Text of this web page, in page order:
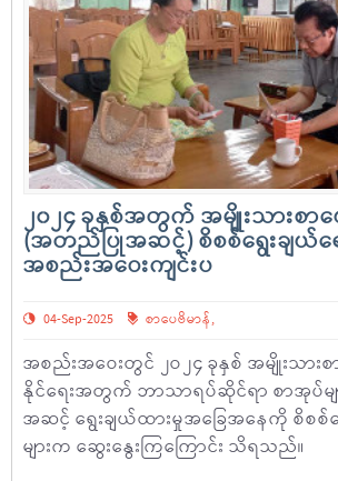
၂၀၂၄ ခုနှစ်အတွက် အမျိုးသားစ
(အတည်ပြုအဆင့်) စိစစ်ရွေးချယ်ရ
အစည်းအဝေးကျင်းပ
04-Sep-2025 စာပေဗိမာန်,
အစည်းအဝေးတွင် ၂ဝ၂၄ ခုနှစ် အမျိုးသားစ
နိုင်ရေးအတွက် ဘာသာရပ်ဆိုင်ရာ စာအုပ်မ
အဆင့် ရွေးချယ်ထားမှုအခြေအနေကို စိစစ်
များက ဆွေးနွေးကြကြောင်း သိရသည်။